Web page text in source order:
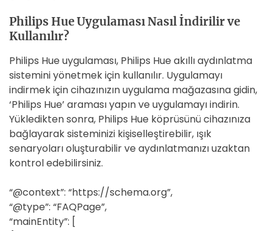
Philips Hue Uygulaması Nasıl İndirilir ve
Kullanılır?
Philips Hue uygulaması, Philips Hue akıllı aydınlatma
sistemini yönetmek için kullanılır. Uygulamayı
indirmek için cihazınızın uygulama mağazasına gidin,
‘Philips Hue’ araması yapın ve uygulamayı indirin.
Yükledikten sonra, Philips Hue köprüsünü cihazınıza
bağlayarak sisteminizi kişiselleştirebilir, ışık
senaryoları oluşturabilir ve aydınlatmanızı uzaktan
kontrol edebilirsiniz.
“@context”: “https://schema.org”,
“@type”: “FAQPage”,
“mainEntity”: [